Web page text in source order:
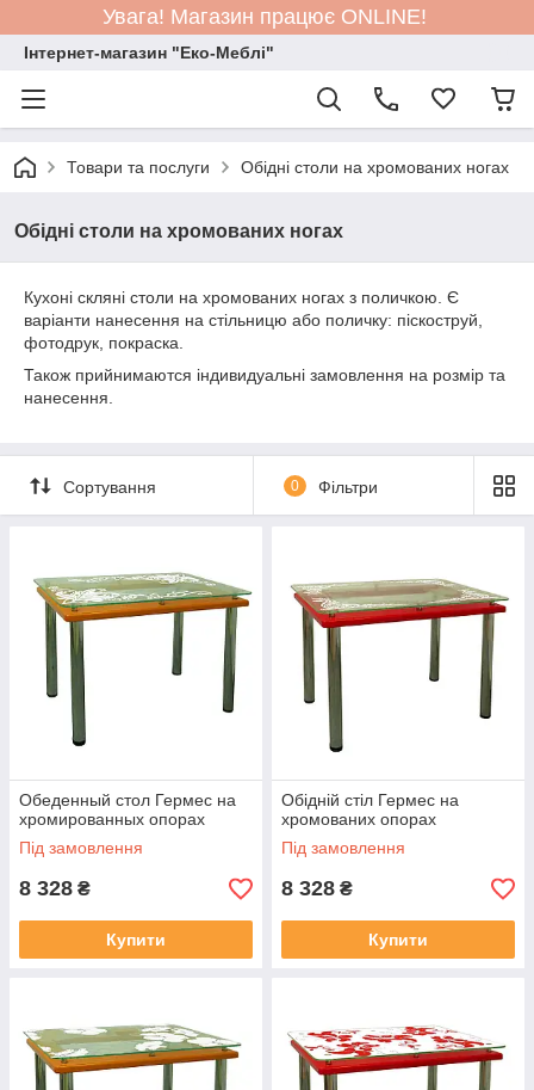
Увага! Магазин працює ONLINE!
Інтернет-магазин "Еко-Меблі"
Товари та послуги Обідні столи на хромованих ногах
Обідні столи на хромованих ногах
Кухоні скляні столи на хромованих ногах з поличкою. Є
варіанти нанесення на стільницю або поличку: піскоструй,
фотодрук, покраска.
Також прийнимаются індивидуальні замовлення на розмір та
нанесення.
Сортування 0 Фільтри
Обеденный стол Гермес на
хромированных опорах
Під замовлення
8 328 ₴
Купити
Обідній стіл Гермес на
хромованих опорах
Під замовлення
8 328 ₴
Купити